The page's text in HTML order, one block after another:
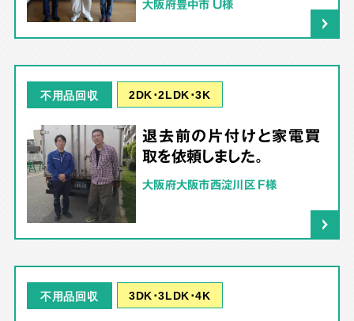
大阪府豊中市 U様
不用品回収 2DK･2LDK･3K
退去前の片付けと家電買
取を依頼しました。
大阪府大阪市西淀川区 F様
不用品回収 3DK･3LDK･4K